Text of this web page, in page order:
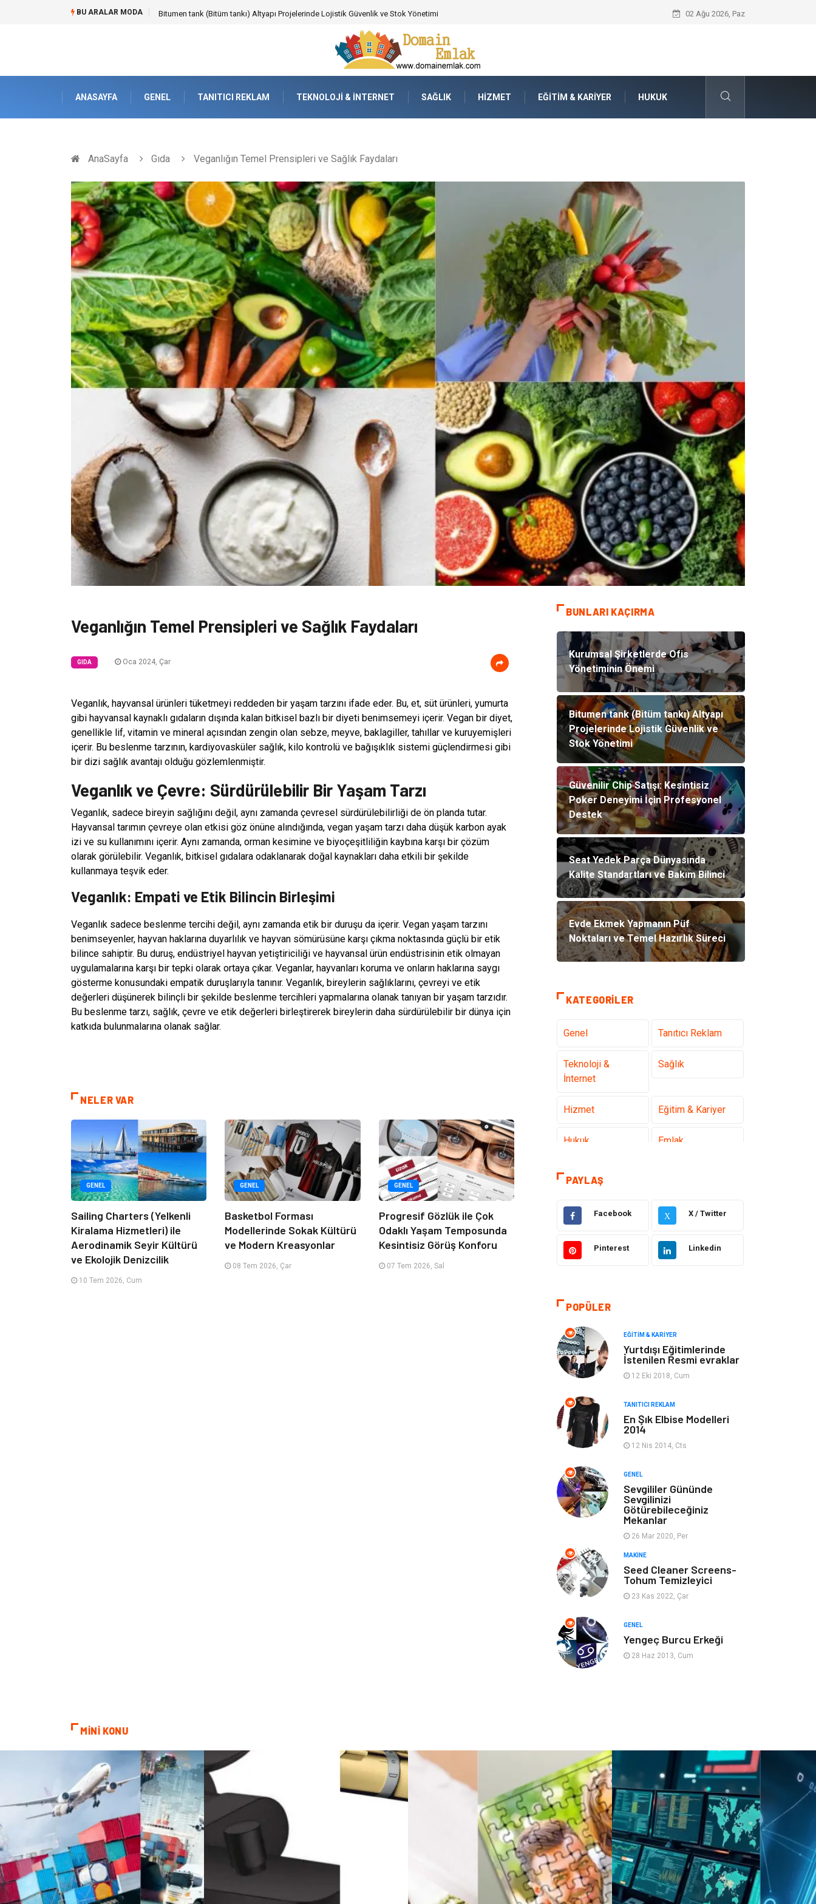
BU ARALAR MODA Güvenilir Chip Satışı: Kesintisiz Poker Deneyimi İçin Profesyonel Destek Seat Yedek Parça Dünyasında Kalite
02 Ağu 2026, Paz
ANASAYFA GENEL TANITICI REKLAM TEKNOLOJI & İNTERNET SAĞLIK HIZMET EĞITIM & KARIYER HUKUK
AnaSayfa Gıda Veganlığın Temel Prensipleri ve Sağlık Faydaları
Veganlığın Temel Prensipleri ve Sağlık Faydaları
GIDA Oca 2024, Çar
Veganlık, hayvansal ürünleri tüketmeyi reddeden bir yaşam tarzını ifade eder. Bu, et, süt ürünleri, yumurta
gibi hayvansal kaynaklı gıdaların dışında kalan bitkisel bazlı bir diyeti benimsemeyi içerir. Vegan bir diyet,
genellikle lif, vitamin ve mineral açısından zengin olan sebze, meyve, baklagiller, tahıllar ve kuruyemişleri
içerir. Bu beslenme tarzının, kardiyovasküler sağlık, kilo kontrolü ve bağışıklık sistemi güçlendirmesi gibi
bir dizi sağlık avantajı olduğu gözlemlenmiştir.
Veganlık ve Çevre: Sürdürülebilir Bir Yaşam Tarzı
Veganlık, sadece bireyin sağlığını değil, aynı zamanda çevresel sürdürülebilirliği de ön planda tutar.
Hayvansal tarımın çevreye olan etkisi göz önüne alındığında, vegan yaşam tarzı daha düşük karbon ayak
izi ve su kullanımını içerir. Aynı zamanda, orman kesimine ve biyoçeşitliliğin kaybına karşı bir çözüm
olarak görülebilir. Veganlık, bitkisel gıdalara odaklanarak doğal kaynakları daha etkili bir şekilde
kullanmaya teşvik eder.
Veganlık: Empati ve Etik Bilincin Birleşimi
Veganlık sadece beslenme tercihi değil, aynı zamanda etik bir duruşu da içerir. Vegan yaşam tarzını
benimseyenler, hayvan haklarına duyarlılık ve hayvan sömürüsüne karşı çıkma noktasında güçlü bir etik
bilince sahiptir. Bu duruş, endüstriyel hayvan yetiştiriciliği ve hayvansal ürün endüstrisinin etik olmayan
uygulamalarına karşı bir tepki olarak ortaya çıkar. Veganlar, hayvanları koruma ve onların haklarına saygı
gösterme konusundaki empatik duruşlarıyla tanınır. Veganlık, bireylerin sağlıklarını, çevreyi ve etik
değerleri düşünerek bilinçli bir şekilde beslenme tercihleri yapmalarına olanak tanıyan bir yaşam tarzıdır.
Bu beslenme tarzı, sağlık, çevre ve etik değerleri birleştirerek bireylerin daha sürdürülebilir bir dünya için
katkıda bulunmalarına olanak sağlar.
NELER VAR
GENEL
Sailing Charters (Yelkenli
Kiralama Hizmetleri) ile
Aerodinamik Seyir Kültürü
ve Ekolojik Denizcilik
10 Tem 2026, Cum
GENEL
Basketbol Forması
Modellerinde Sokak Kültürü
ve Modern Kreasyonlar
08 Tem 2026, Çar
GENEL
Progresif Gözlük ile Çok
Odaklı Yaşam Temposunda
Kesintisiz Görüş Konforu
07 Tem 2026, Sal
BUNLARI KAÇIRMA
Kurumsal Şirketlerde Ofis
Yönetiminin Önemi
Bitumen tank (Bitüm tankı) Altyapı
Projelerinde Lojistik Güvenlik ve
Stok Yönetimi
Güvenilir Chip Satışı: Kesintisiz
Poker Deneyimi İçin Profesyonel
Destek
Seat Yedek Parça Dünyasında
Kalite Standartları ve Bakım Bilinci
Evde Ekmek Yapmanın Püf
Noktaları ve Temel Hazırlık Süreci
KATEGORILER
Genel Tanıtıcı Reklam
Teknoloji &
İnternet
Sağlık
Hizmet Eğitim & Kariyer
Hukuk Emlak
Otomotiv
Giyim Keyif & Hobi
Ev Dekorasyon Organizasyon
Finans & Ekonomi Tatil
Anne & Çocuk
Ev İşleri
Gençlik & Eğlence Aksesuar
Spor
Evlilik Rehberi
Astroloji
Kaçırmayın
sağlıklı beslenme Spor Malzemeleri
Bebek Giyim
Yazı Tahtaları Pet Malzemeleri
PAYLAŞ
Facebook X X / Twitter
Pinterest Linkedin
POPÜLER
EĞITIM & KARIYER
Yurtdışı Eğitimlerinde
İstenilen Resmi evraklar
12 Eki 2018, Cum
TANITICI REKLAM
En Şık Elbise Modelleri
2014
12 Nis 2014, Cts
GENEL
Sevgililer Gününde
Sevgilinizi
Götürebileceğiniz
Mekanlar
26 Mar 2020, Per
MAKINE
Seed Cleaner Screens-
Tohum Temizleyici
23 Kas 2022, Çar
GENEL
Yengeç Burcu Erkeği
28 Haz 2013, Cum
MİNİ KONU